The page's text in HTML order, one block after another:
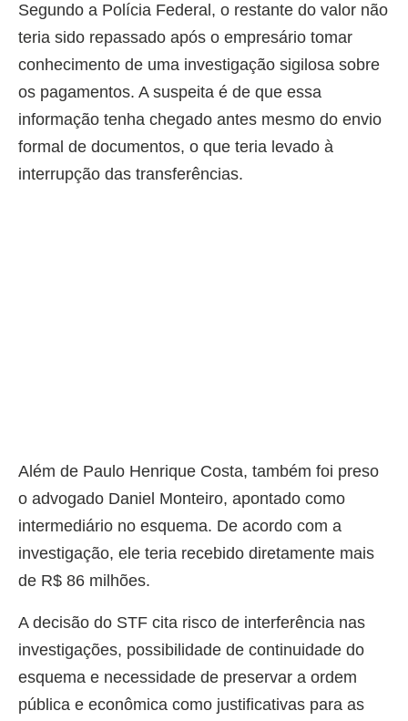
Segundo a Polícia Federal, o restante do valor não
teria sido repassado após o empresário tomar
conhecimento de uma investigação sigilosa sobre
os pagamentos. A suspeita é de que essa
informação tenha chegado antes mesmo do envio
formal de documentos, o que teria levado à
interrupção das transferências.
Além de Paulo Henrique Costa, também foi preso
o advogado Daniel Monteiro, apontado como
intermediário no esquema. De acordo com a
investigação, ele teria recebido diretamente mais
de R$ 86 milhões.
A decisão do STF cita risco de interferência nas
investigações, possibilidade de continuidade do
esquema e necessidade de preservar a ordem
pública e econômica como justificativas para as